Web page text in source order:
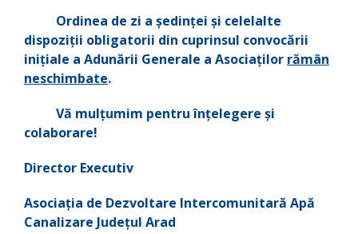
Ordinea de zi a şedinţei şi celelalte
dispoziţii obligatorii din cuprinsul convocării
iniţiale a Adunării Generale a Asociaţilor rămân
neschimbate.
Vă mulţumim pentru înţelegere şi
colaborare!
Director Executiv
Asociaţia de Dezvoltare Intercomunitară Apă
Canalizare Judeţul Arad